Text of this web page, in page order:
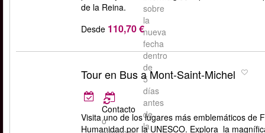
sobre
la
nueva
fecha
dentro
de
5
días
antes
de
la
de la Reina.
Desde 110,70 €
Tour en Bus a Mont-Saint-Michel
Contacto
o
Visita uno de los lugares más emblemáticos de
Humanidad por la UNESCO. Explora la